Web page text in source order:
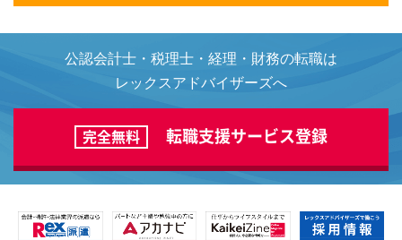
公認会計士・税理士・経理・財務の転職は
レックスアドバイザーズへ
完全無料 転職支援サービス登録